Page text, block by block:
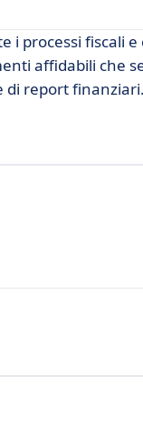
i processi fiscali e
affidabili che
di report finanziari.